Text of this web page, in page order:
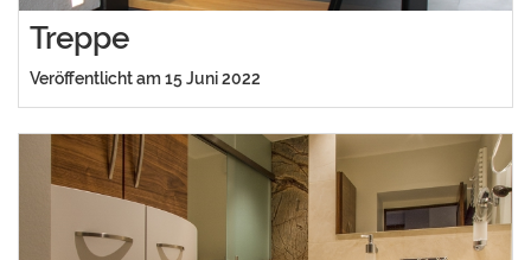
Treppe
Veröffentlicht am 15 Juni 2022